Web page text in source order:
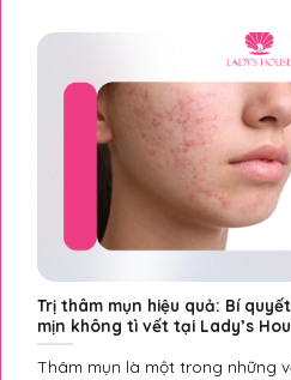
Trị thâm mụn hiệu quả: Bí
mịn không tì vết tại Lady’s
Thâm mụn là một trong những